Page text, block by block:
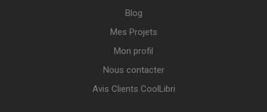
Blog
Mes Projets
Mon profil
Nous contacter
Avis Clients CoolLibri